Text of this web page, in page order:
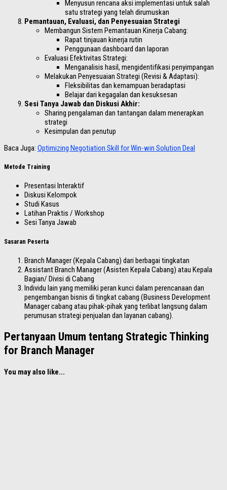
Menyusun rencana aksi implementasi untuk salah
satu strategi yang telah dirumuskan
Pemantauan, Evaluasi, dan Penyesuaian Strategi
Membangun Sistem Pemantauan Kinerja Cabang:
Rapat tinjauan kinerja rutin
Penggunaan dashboard dan laporan
Evaluasi Efektivitas Strategi:
Menganalisis hasil, mengidentifikasi penyimpangan
Melakukan Penyesuaian Strategi (Revisi & Adaptasi):
Fleksibilitas dan kemampuan beradaptasi
Belajar dari kegagalan dan kesuksesan
Sesi Tanya Jawab dan Diskusi Akhir:
Sharing pengalaman dan tantangan dalam menerapkan
strategi
Kesimpulan dan penutup
Baca Juga: Optimizing Negotiation Skill for Win-win Solution Deal
Metode Training
Presentasi Interaktif
Diskusi Kelompok
Studi Kasus
Latihan Praktis / Workshop
Sesi Tanya Jawab
Sasaran Peserta
Branch Manager (Kepala Cabang) dari berbagai tingkatan
Assistant Branch Manager (Asisten Kepala Cabang) atau Kepala
Bagian/ Divisi di Cabang
Individu lain yang memiliki peran kunci dalam perencanaan dan
pengembangan bisnis di tingkat cabang (Business Development
Manager cabang atau pihak-pihak yang terlibat langsung dalam
perumusan strategi penjualan dan layanan cabang).
Pertanyaan Umum tentang Strategic Thinking
for Branch Manager
You may also like...